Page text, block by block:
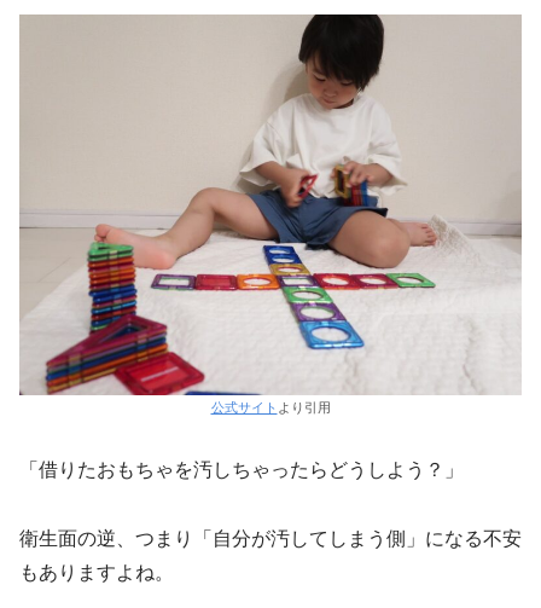
公式サイト より引用
「借りたおもちゃを汚しちゃったらどうしよう？」
衛生面の逆、つまり「自分が汚してしまう側」になる不安
もありますよね。